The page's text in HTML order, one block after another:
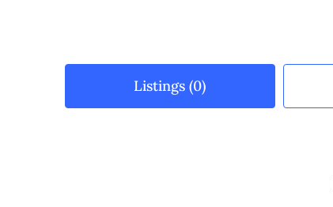
Listings (0)